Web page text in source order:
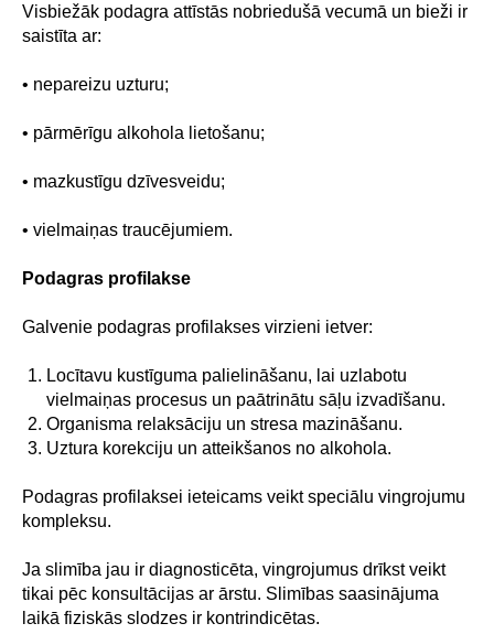
Visbiežāk podagra attīstās nobriedušā vecumā un bieži ir
saistīta ar:
• nepareizu uzturu;
• pārmērīgu alkohola lietošanu;
• mazkustīgu dzīvesveidu;
• vielmaiņas traucējumiem.
Podagras profilakse
Galvenie podagras profilakses virzieni ietver:
Locītavu kustīguma palielināšanu, lai uzlabotu
vielmaiņas procesus un paātrinātu sāļu izvadīšanu.
Organisma relaksāciju un stresa mazināšanu.
Uztura korekciju un atteikšanos no alkohola.
Podagras profilaksei ieteicams veikt speciālu vingrojumu
kompleksu.
Ja slimība jau ir diagnosticēta, vingrojumus drīkst veikt
tikai pēc konsultācijas ar ārstu. Slimības saasinājuma
laikā fiziskās slodzes ir kontrindicētas.